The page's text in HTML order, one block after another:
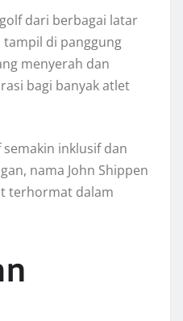
dari berbagai latar
di panggung
menyerah dan
bagi banyak atlet
inklusif dan
nama John Shippen
terhormat dalam